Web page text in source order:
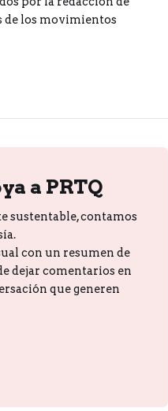
de los movimientos
a PRTQ
sustentable, contamos
con un resumen de
dejar comentarios en
que generen